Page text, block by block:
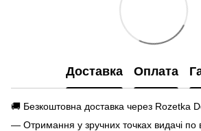
Доставка Оплата
🚚 Безкоштовна доставка через Rozetka
— Отримання у зручних точках видачі по